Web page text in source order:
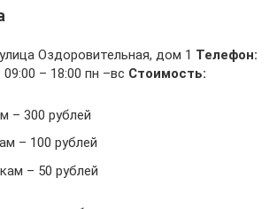
Оздоровительная, дом 1 Телефон:
09:00 – 18:00 пн –вс Стоимость:
– 300 рублей
– 100 рублей
– 50 рублей